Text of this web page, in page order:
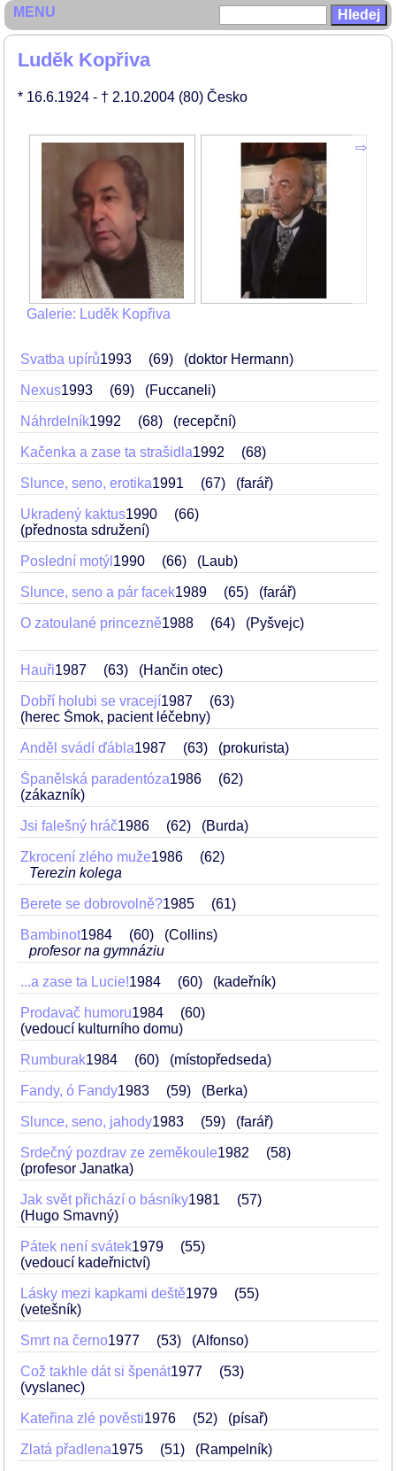
Luděk Kopřiva
* 16.6.1924 - † 2.10.2004 (80) Česko
Galerie: Luděk Kopřiva
Svatba upírů1993 69 (doktor Hermann)
Nexus1993 69 (Fuccaneli)
Náhrdelník1992 68 (recepční)
Kačenka a zase ta strašidla1992 68
Slunce, seno, erotika1991 67 (farář)
Ukradený kaktus1990
66
(přednosta sdružení)
Poslední motýl 1990 66 (Laub)
Slunce, seno a pár facek1989 65 (farář)
O zatoulané princezně1988 64 (Pyšvejc)
Hauři1987 63 (Hančin otec)
Dobří holubi se vracejí1987
63
(herec Šmok, pacient léčebny)
Anděl svádí ďábla1987 63 (prokurista)
Španělská paradentóza1986
62
(zákazník)
Jsi falešný hráč1986 62 (Burda)
Zkrocení zlého muže1986
62
Terezin kolega
Berete se dobrovolně?1985 61
Bambinot1984 60
(Collins)
profesor na gymnáziu
...a zase ta Lucie!1984 60 (kadeřník)
Prodavač humoru1984
60
(vedoucí kulturního domu)
Rumburak1984 60 (místopředseda)
Fandy, ó Fandy1983 59 (Berka)
Slunce, seno, jahody1983 59 (farář)
Srdečný pozdrav ze zeměkoule1982
58
(profesor Janatka)
Jak svět přichází o básníky1981
57
(Hugo Smavný)
Pátek není svátek1979
55
(vedoucí kadeřnictví)
Lásky mezi kapkami deště1979
55
(vetešník)
Smrt na černo1977 53 (Alfonso)
Což takhle dát si špenát1977
53
(vyslanec)
Kateřina zlé pověsti1976 52 (písař)
Zlatá přadlena1975 51 (Rampelník)
MENU